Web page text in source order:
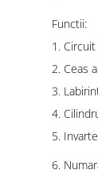
Functii:
1.
2. Ceas
3.
4.
5.
6.